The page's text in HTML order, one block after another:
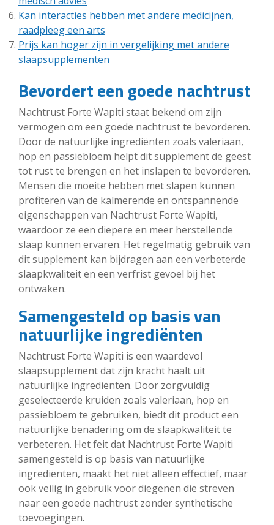
Kan interacties hebben met andere medicijnen,
raadpleeg een arts
Prijs kan hoger zijn in vergelijking met andere
slaapsupplementen
Bevordert een goede nachtrust
Nachtrust Forte Wapiti staat bekend om zijn
vermogen om een goede nachtrust te bevorderen.
Door de natuurlijke ingrediënten zoals valeriaan,
hop en passiebloem helpt dit supplement de geest
tot rust te brengen en het inslapen te bevorderen.
Mensen die moeite hebben met slapen kunnen
profiteren van de kalmerende en ontspannende
eigenschappen van Nachtrust Forte Wapiti,
waardoor ze een diepere en meer herstellende
slaap kunnen ervaren. Het regelmatig gebruik van
dit supplement kan bijdragen aan een verbeterde
slaapkwaliteit en een verfrist gevoel bij het
ontwaken.
Samengesteld op basis van
natuurlijke ingrediënten
Nachtrust Forte Wapiti is een waardevol
slaapsupplement dat zijn kracht haalt uit
natuurlijke ingrediënten. Door zorgvuldig
geselecteerde kruiden zoals valeriaan, hop en
passiebloem te gebruiken, biedt dit product een
natuurlijke benadering om de slaapkwaliteit te
verbeteren. Het feit dat Nachtrust Forte Wapiti
samengesteld is op basis van natuurlijke
ingrediënten, maakt het niet alleen effectief, maar
ook veilig in gebruik voor diegenen die streven
naar een goede nachtrust zonder synthetische
toevoegingen.